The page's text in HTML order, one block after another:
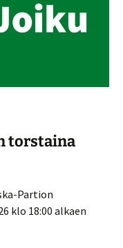
torstaina
Partion
klo 18:00 alkaen